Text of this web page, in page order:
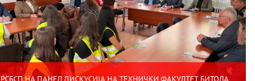
РСБСП НА ПАНЕЛ ДИСКУСИЈА НА ТЕХНИЧКИ ФАКУЛТЕТ БИТОЛА